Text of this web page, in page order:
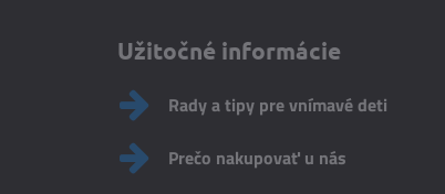
Užitočné informácie
Rady a tipy pre vnímavé deti
Prečo nakupovať u nás